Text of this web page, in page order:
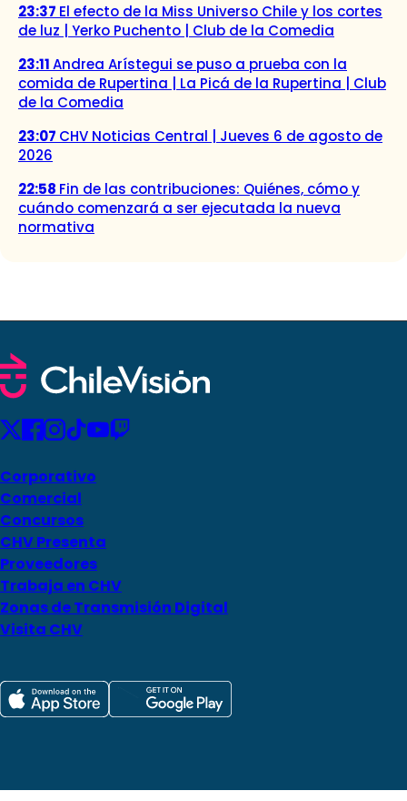
23:37 El efecto de la Miss Universo Chile y los cortes
de luz | Yerko Puchento | Club de la Comedia
23:11Andrea Arístegui se puso a prueba con la
comida de Rupertina | La Picá de la Rupertina | Club
de la Comedia
23:07 CHV Noticias Central | Jueves 6 de agosto de
2026
22:58 Fin de las contribuciones: Quiénes, cómo y
cuándo comenzará a ser ejecutada la nueva
normativa
Corporativo
Comercial
Concursos
CHV Presenta
Proveedores
Trabaja en CHV
Zonas de Transmisión Digital
Visita CHV